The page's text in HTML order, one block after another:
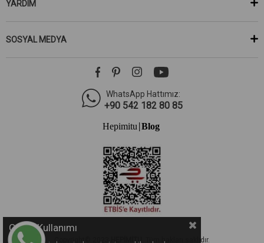
YARDIM
SOSYAL MEDYA
WhatsApp Hattımız:
+90 542 182 80 85
Hepimitu| Blog
Copyright© 2023 HEPİMİTU. Tüm hakları saklıdır.
Çerez Kullanımı